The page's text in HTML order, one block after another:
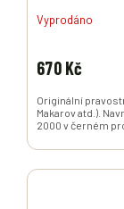
Vyprodáno
670 Kč
Originální
Makarov atd.).
2000 v černém